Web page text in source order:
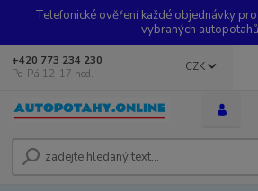
Telefonické ověření každé objednávky
vybraných
CZK
+420 773 234 230
Po-Pá 12-17 hod.